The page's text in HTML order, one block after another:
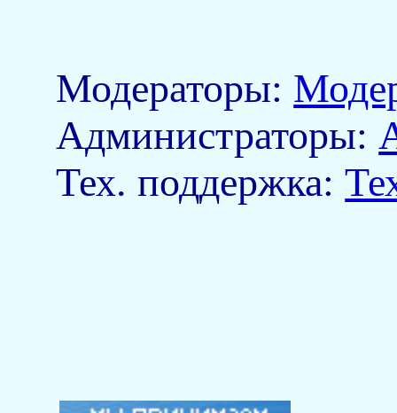
Модераторы:
Aдминистраторы:
Тех. поддержка: